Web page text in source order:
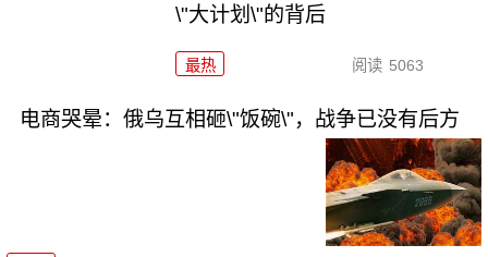
\"大计划\"的背后
最热 阅读 5063
电商哭晕：俄乌互相砸\"饭碗\"，战争已没有后方